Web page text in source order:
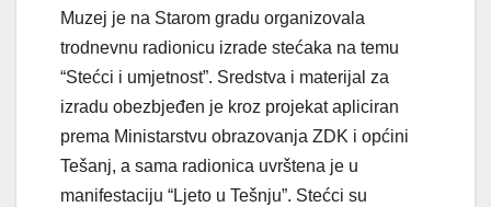
Muzej je na Starom gradu organizovala
trodnevnu radionicu izrade stećaka na temu
“Stećci i umjetnost”. Sredstva i materijal za
izradu obezbjeđen je kroz projekat apliciran
prema Ministarstvu obrazovanja ZDK i općini
Tešanj, a sama radionica uvrštena je u
manifestaciju “Ljeto u Tešnju”. Stećci su